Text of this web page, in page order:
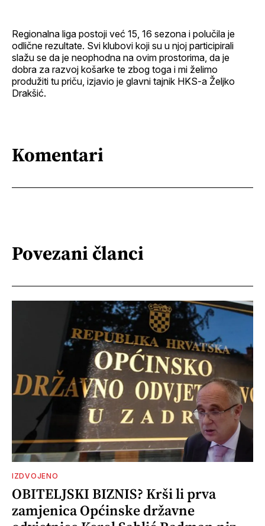
Regionalna liga postoji već 15, 16 sezona i polučila je
odlične rezultate. Svi klubovi koji su u njoj participirali
slažu se da je neophodna na ovim prostorima, da je
dobra za razvoj košarke te zbog toga i mi želimo
produžiti tu priču, izjavio je glavni tajnik HKS-a Željko
Drakšić.
Komentari
Povezani članci
IZDVOJENO
OBITELJSKI BIZNIS? Krši li prva
zamjenica Općinske državne